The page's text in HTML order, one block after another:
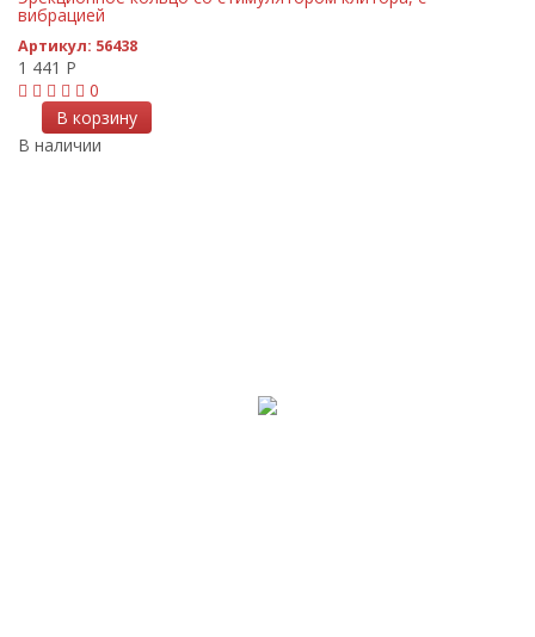
вибрацией
Артикул: 56438
1 441 Р
0
В корзину
В наличии